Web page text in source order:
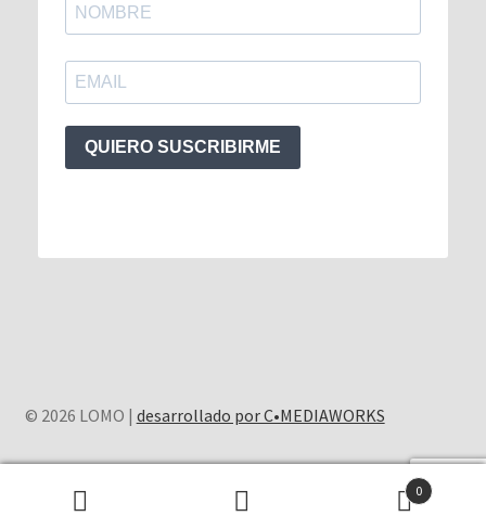
QUIERO SUSCRIBIRME
© 2026 LOMO | desarrollado por C•MEDIAWORKS
0